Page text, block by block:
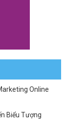
Online
Biểu Tượng